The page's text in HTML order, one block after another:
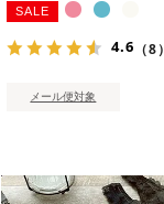
SALE
4.6 （8）
メール便対象